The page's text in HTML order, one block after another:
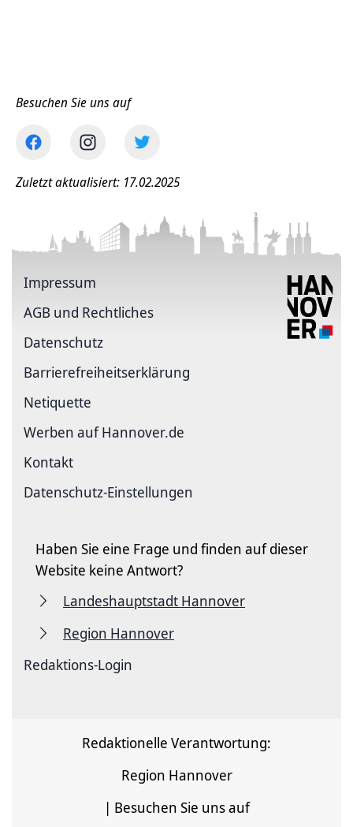
Besuchen Sie uns auf
Zuletzt aktualisiert: 17.02.2025
Impressum
AGB und Rechtliches
Datenschutz
Barriere­freiheits­erklärung
Netiquette
Werben auf Hannover.de
Kontakt
Datenschutz-Einstellungen
Haben Sie eine Frage und finden auf dieser
Website keine Antwort?
Landeshauptstadt Hannover
Region Hannover
Redaktions-Login
Redaktionelle Verantwortung:
Region Hannover
| Besuchen Sie uns auf